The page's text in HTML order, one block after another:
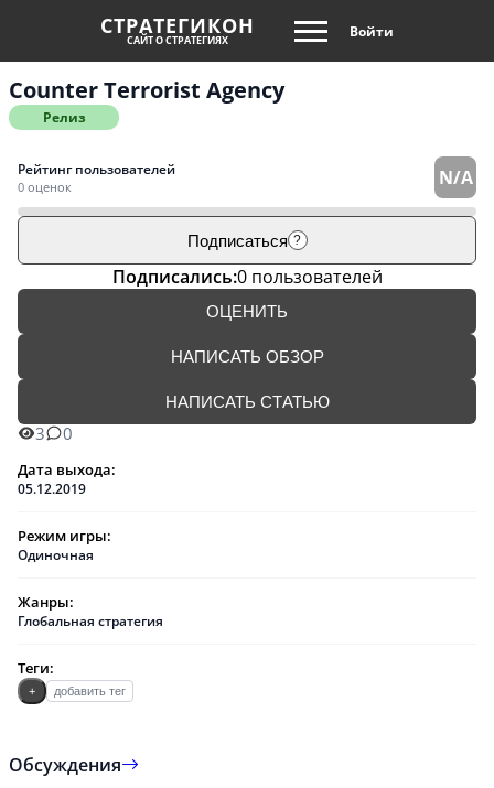
СТРАТЕГИКОН
САЙТ О СТРАТЕГИЯХ Войти
Counter Terrorist Agency
Релиз
Рейтинг пользователей
0 оценок N/A
Подписаться ?
Подписались:0 пользователей
ОЦЕНИТЬ
НАПИСАТЬ ОБЗОР
НАПИСАТЬ СТАТЬЮ
3 0
Дата выхода:
05.12.2019
Режим игры:
Одиночная
Жанры:
Глобальная стратегия
Теги:
+ добавить тег
Обсуждения